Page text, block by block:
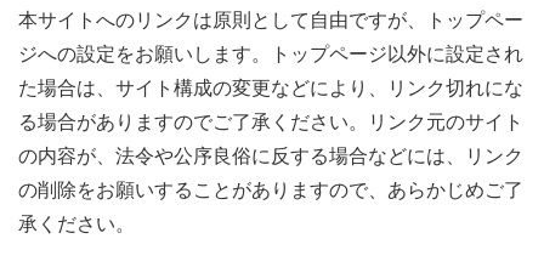
本サイトへのリンクは原則として自由ですが、トップペー
ジへの設定をお願いします。トップページ以外に設定され
た場合は、サイト構成の変更などにより、リンク切れにな
る場合がありますのでご了承ください。リンク元のサイト
の内容が、法令や公序良俗に反する場合などには、リンク
の削除をお願いすることがありますので、あらかじめご了
承ください。